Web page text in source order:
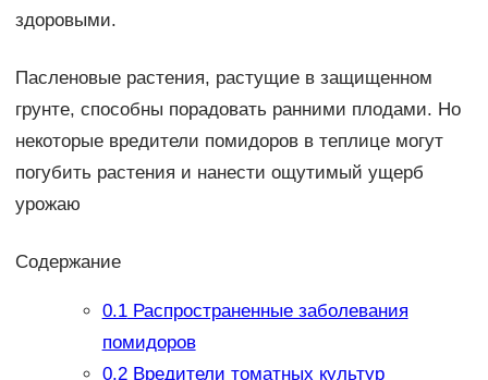
здоровыми.
Пасленовые растения, растущие в защищенном
грунте, способны порадовать ранними плодами. Но
некоторые вредители помидоров в теплице могут
погубить растения и нанести ощутимый ущерб
урожаю
Содержание
0.1Распространенные заболевания
помидоров
0.2Вредители томатных культур